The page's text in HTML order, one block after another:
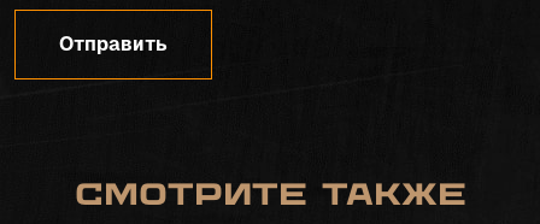
Отправить
Смотрите также